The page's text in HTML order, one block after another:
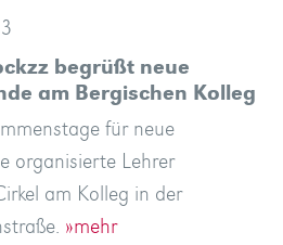
begrüßt neue
am Bergischen Kolleg
für neue
organisierte Lehrer
am Kolleg in der
»mehr